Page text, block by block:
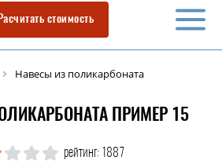
Расчитать стоимость
Навесы из поликарбоната
ПРИМЕР 15
рейтинг: 1887